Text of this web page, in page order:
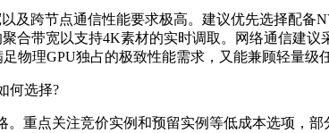
跨节点通信性能要求极高。建议优先选择配备
合带宽以支持4K素材的实时调取。网络通信建
物理GPU独占的极致性能需求，又能兼顾轻量级
何选择?
点关注竞价实例和预留实例等低成本选项，部